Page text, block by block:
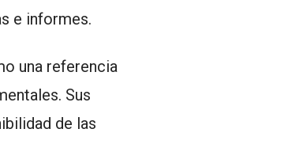
e informes.
una referencia
Sus
de las